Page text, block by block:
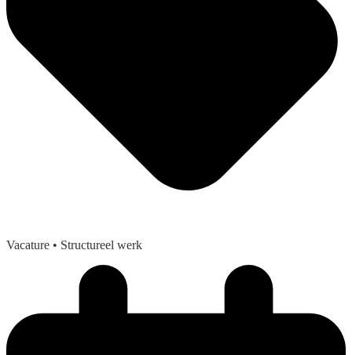
Vacature • Structureel werk